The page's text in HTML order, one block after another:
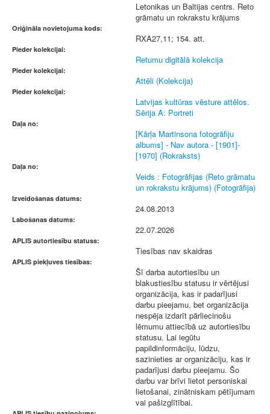
Letonikas un Baltijas centrs. Reto
grāmatu un rokrakstu krājums
Oriģināla novietojuma kods:
RXA27,11; 154. att.
Pieder kolekcijai:
Retumu digitālā kolekcija
Pieder kolekcijai:
Attēli (Kolekcija)
Pieder kolekcijai:
Latvijas kultūras vēsture attēlos.
Sērija A: Portreti
Daļa no:
[Kārļa Martinsona fotogrāfiju
albums] - Nav autora - [1901]-
[1970] (Rokraksts)
Daļa no:
Veids : Fotogrāfijas (Reto grāmatu
un rokrakstu krājums) (Fotogrāfija)
Izveidošanas datums:
24.08.2013
Labošanas datums:
22.07.2026
APLIS autortiesību statuss:
Tiesības nav skaidras
APLIS piekļuves tiesības:
Šī darba autortiesību un
blakustiesību statusu ir vērtējusi
organizācija, kas ir padarījusi
darbu pieejamu, bet organizācija
nespēja izdarīt pārliecinošu
lēmumu attiecībā uz autortiesību
statusu. Lai iegūtu
papildinformāciju, lūdzu,
sazinieties ar organizāciju, kas ir
padarījusi darbu pieejamu. Šo
darbu var brīvi lietot personiskai
lietošanai, zinātniskam pētījumam
vai pašizglītībai.